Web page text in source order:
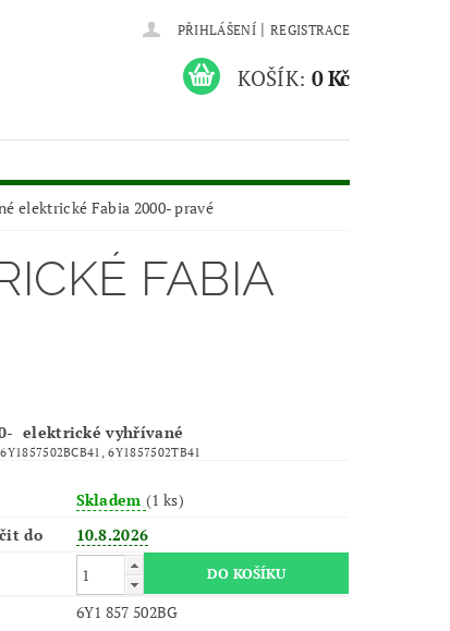
PŘIHLÁŠENÍ | REGISTRACE
KOŠÍK: 0 Kč
elektrické Fabia 2000- pravé
FABIA
elektrické vyhřívané
6Y1857502TB41
Skladem(1 ks)
do
10.8.2026
6Y1 857 502BG